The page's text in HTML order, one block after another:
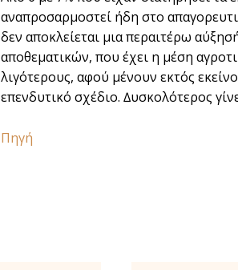
αναπροσαρµοστεί ήδη στο
δεν αποκλείεται µια περαιτέρω
αποθεµατικών, που έχει η µέση
λιγότερους, αφού µένουν εκτός
επενδυτικό σχέδιο. ∆υσκολότερος
Πηγή